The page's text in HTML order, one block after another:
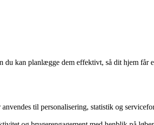
du kan planlægge dem effektivt, så dit hjem får
til personalisering, statistik og